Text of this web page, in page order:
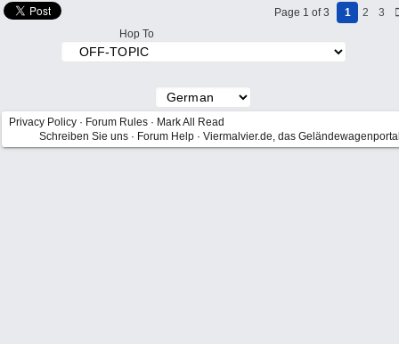
Page 1 of 3 1 2
3
Hop To
Privacy Policy · Forum Rules · Mark All Read
Schreiben Sie uns · Forum Help · Viermalvier.de, das